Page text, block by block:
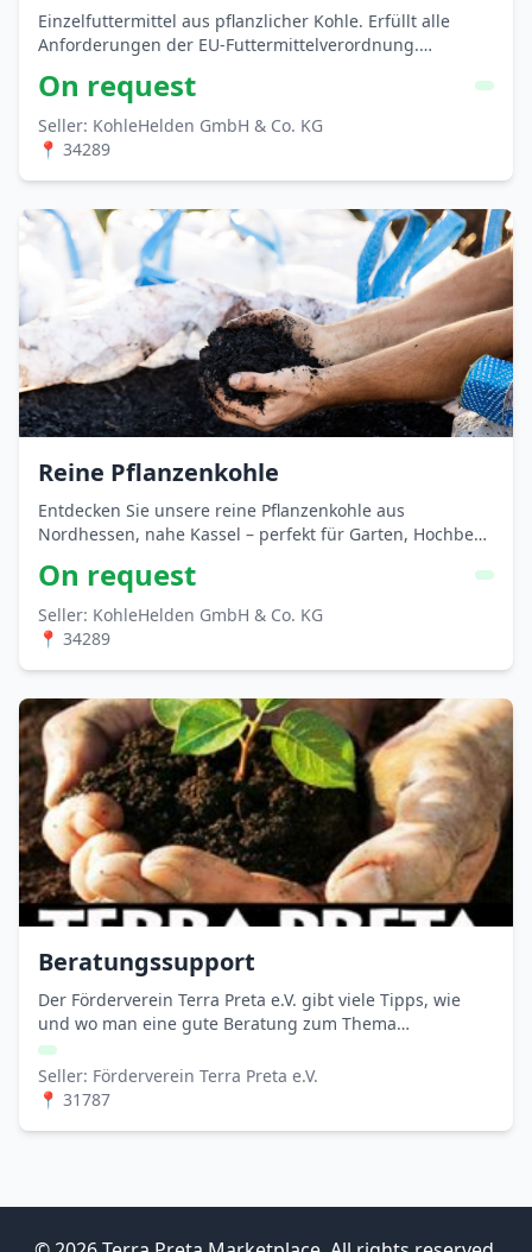
Einzelfuttermittel aus pflanzlicher Kohle. Erfüllt alle
Anforderungen der EU-Futtermittelverordnung.
nahe Kassel – perfekt …
On request
Seller: KohleHelden GmbH & Co. KG
📍 34289
Reine Pflanzenkohle
Entdecken Sie unsere reine Pflanzenkohle aus
Nordhessen, nahe Kassel – perfekt für Garten, Hochbeet,
ideal …
On request
Seller: KohleHelden GmbH & Co. KG
📍 34289
Beratungssupport
Der Förderverein Terra Preta e.V. gibt viele Tipps, wie
und wo man eine gute Beratung zum Thema
"Pflanzenkohle" oder "Terra …
Seller: Förderverein Terra Preta e.V.
📍 31787